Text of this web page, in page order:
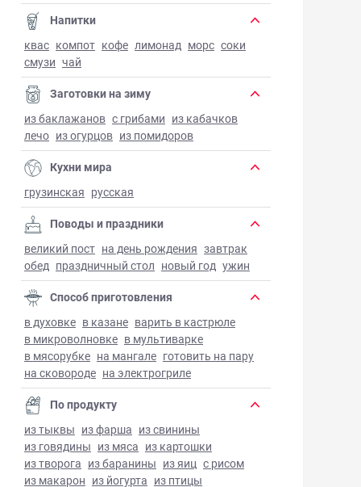
Напитки
квас компот кофе лимонад морс соки
смузи чай
Заготовки на зиму
из баклажанов с грибами из кабачков
лечо из огурцов из помидоров
Кухни мира
грузинская русская
Поводы и праздники
великий пост на день рождения завтрак
обед праздничный стол новый год ужин
Способ приготовления
в духовке в казане варить в кастрюле
в микроволновке в мультиварке
в мясорубке на мангале готовить на пару
на сковороде на электрогриле
По продукту
из тыквы из фарша из свинины
из говядины из мяса из картошки
из творога из баранины из яиц с рисом
из макарон из йогурта из птицы